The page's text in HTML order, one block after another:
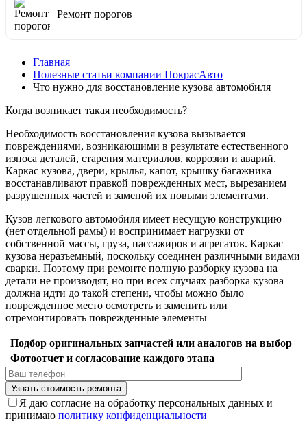
Ремонт порогов
Главная
Полезные статьи компании ПокрасАвто
Что нужно для восстановление кузова автомобиля
Когда возникает такая необходимость?
Необходимость восстановления кузова вызывается
повреждениями, возникающими в результате естественного
износа деталей, старения материалов, коррозии и аварий.
Каркас кузова, двери, крылья, капот, крышку багажника
восстанавливают правкой поврежденных мест, вырезанием
разрушенных частей и заменой их новыми элементами.
Кузов легкового автомобиля имеет несущую конструкцию
(нет отдельной рамы) и воспринимает нагрузки от
собственной массы, груза, пассажиров и агрегатов. Каркас
кузова неразъемный, поскольку соединен различными видами
сварки. Поэтому при ремонте полную разборку кузова на
детали не производят, но при всех случаях разборка кузова
должна идти до такой степени, чтобы можно было
поврежденное место осмотреть и заменить или
отремонтировать поврежденные элементы
Подбор оригинальных запчастей или аналогов на выбор
Фотоотчет и согласование каждого этапа
Я даю согласие на обработку персональных данных и
принимаю политику конфиденциальности